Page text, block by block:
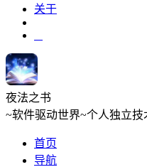
关于
夜法之书
~软件驱动世界~个人独立技
首页
导航